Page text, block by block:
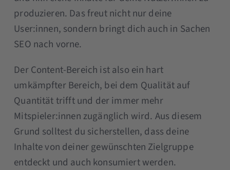
produzieren. Das freut nicht nur deine
User:innen, sondern bringt dich auch in Sachen
SEO nach vorne.
Der Content-Bereich ist also ein hart
umkämpfter Bereich, bei dem Qualität auf
Quantität trifft und der immer mehr
Mitspieler:innen zugänglich wird. Aus diesem
Grund solltest du sicherstellen, dass deine
Inhalte von deiner gewünschten Zielgruppe
entdeckt und auch konsumiert werden.